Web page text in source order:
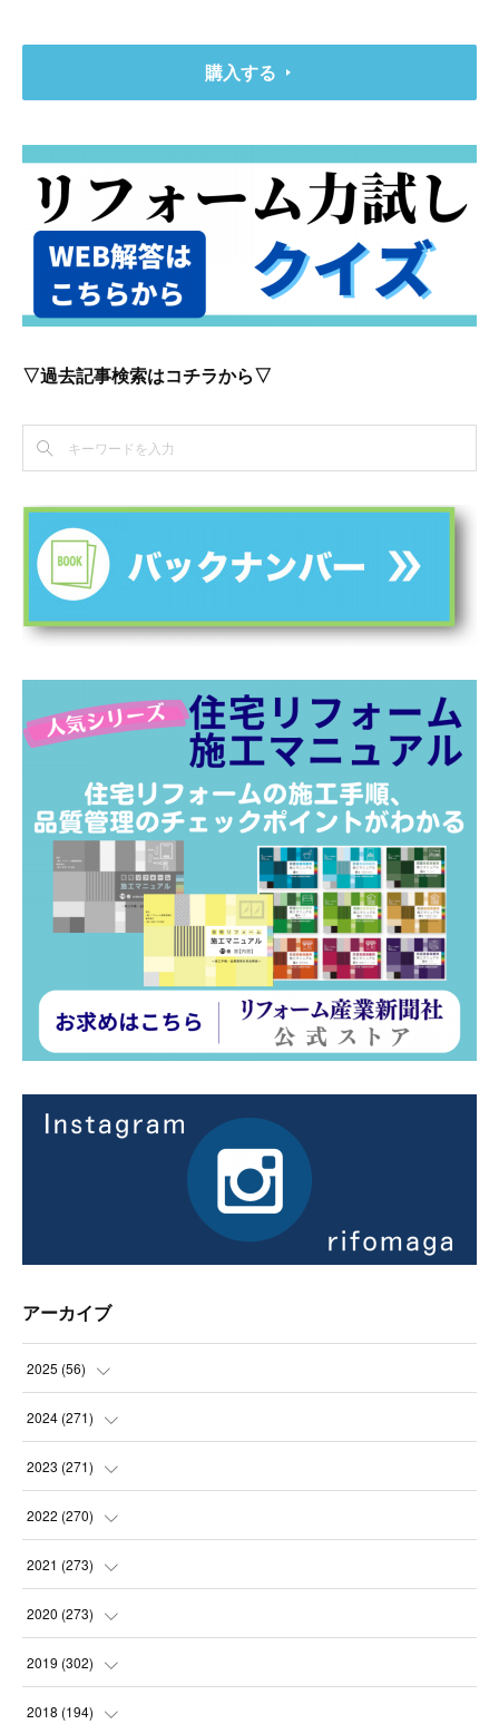
購入する
▽過去記事検索はコチラから▽
アーカイブ
2025 (56)
(14
(21
(21
2024 (271)
(21
(22
(23
(22
2023 (271)
(22
(23
(23
(21
2022 (270)
(23
(23
(22
(23
2021 (273)
(24
(23
(22
2020 (273)
(24
(22
2019 (302)
(23
2018 (194)